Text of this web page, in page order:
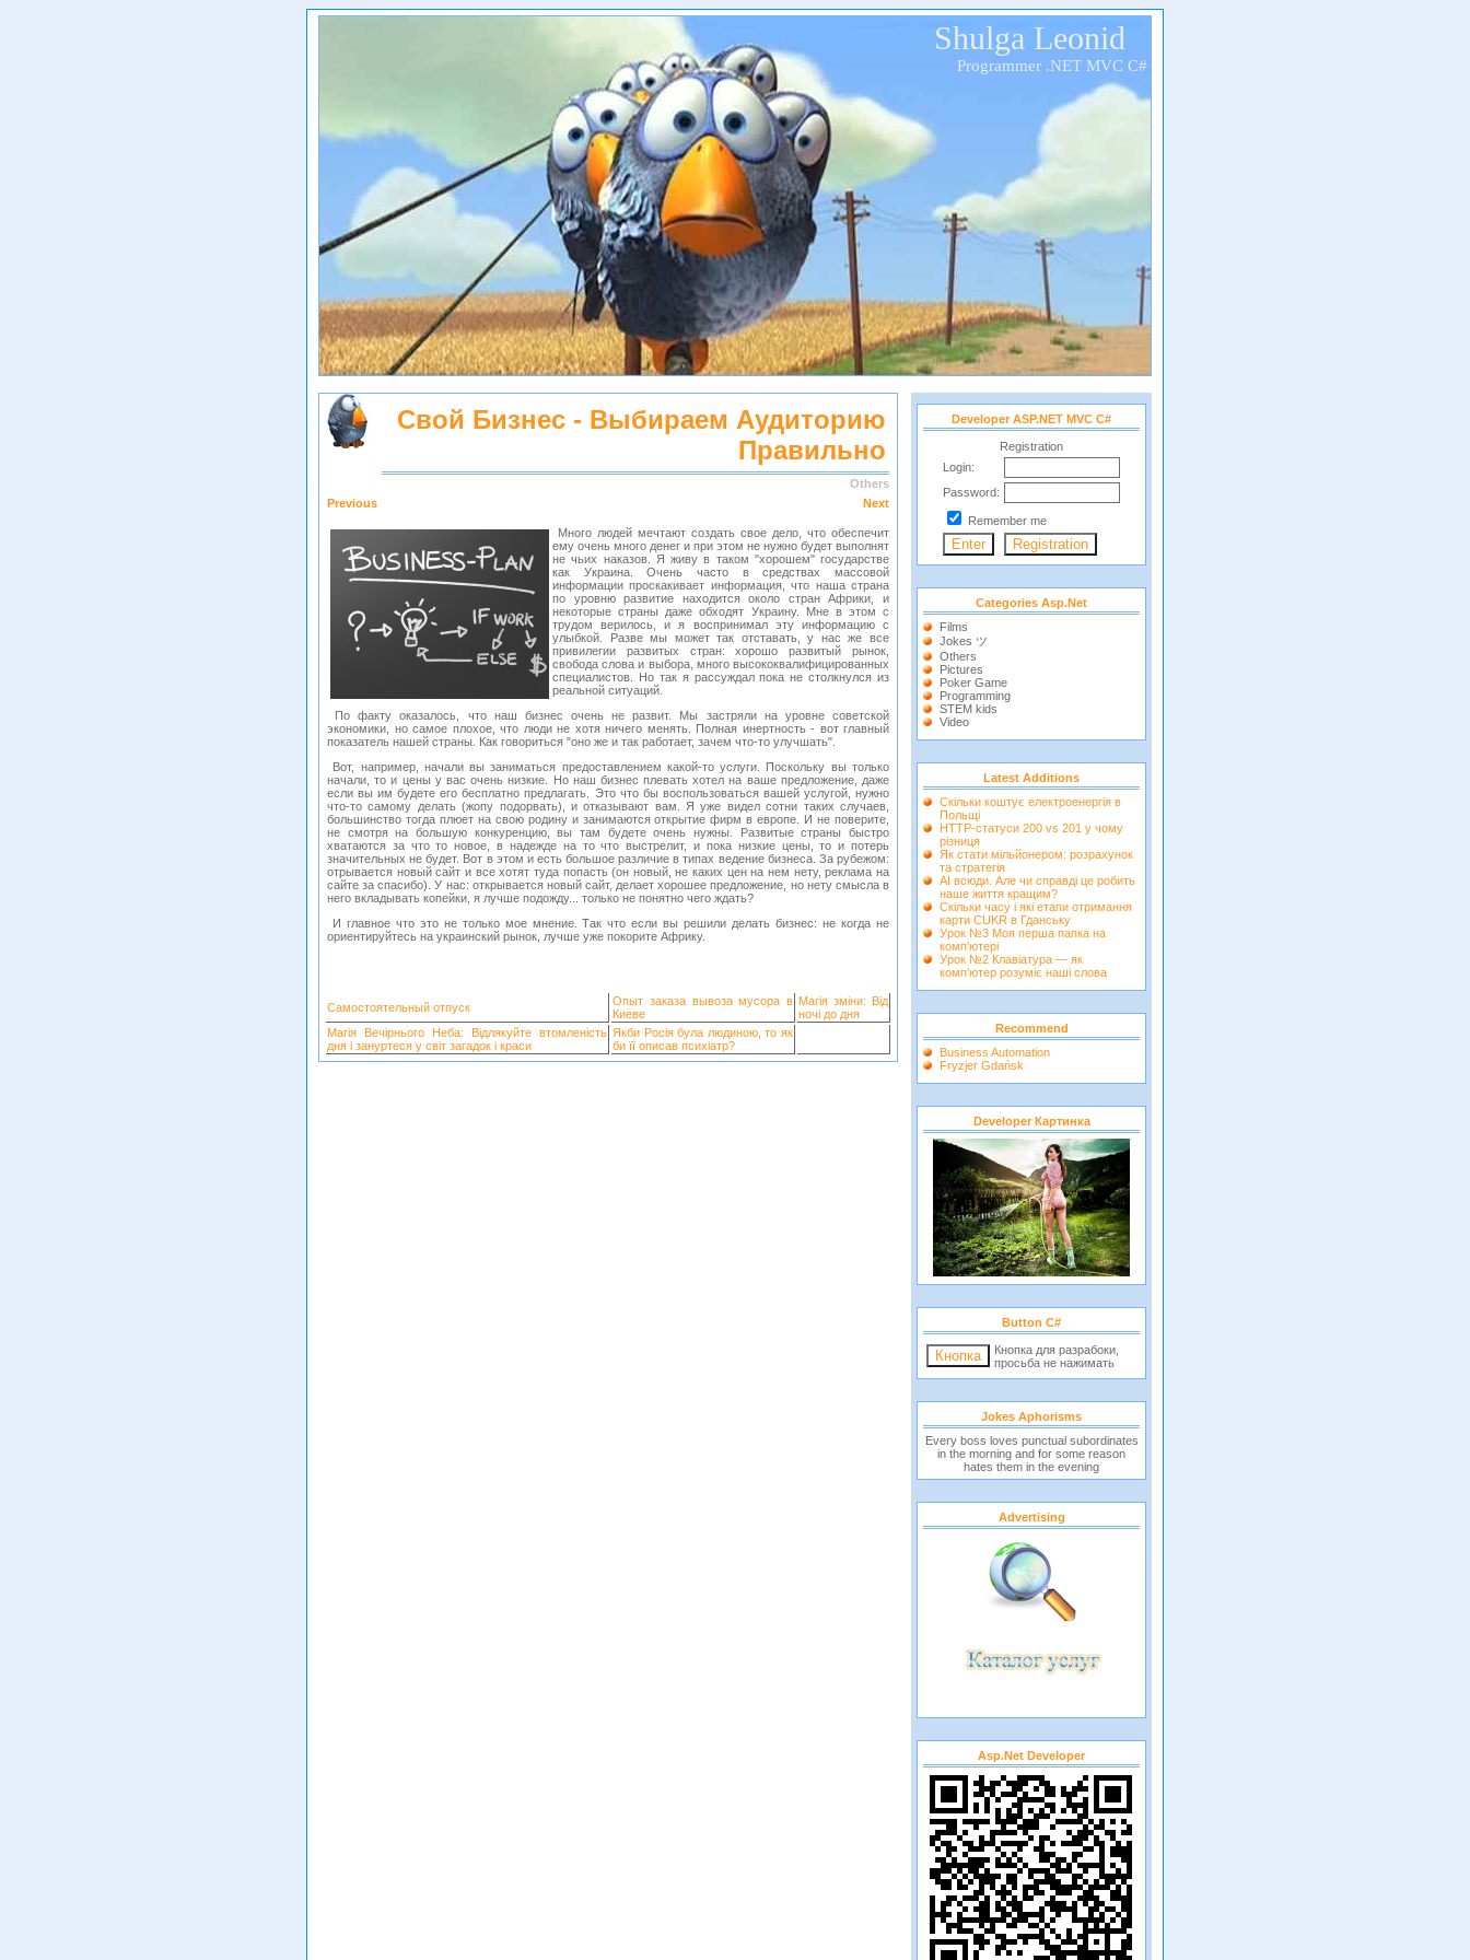
Shulga Leonid
Programmer .NET MVC C#
Developer ASP.NET MVC C#
Registration
Login:
Password:
Remember me
Categories Asp.net
Films
Jokes ツ
Others
Pictures
Poker Game
Programming
STEM kids
Video
Latest Additions
Скільки коштує електроенергія в
Польщі
HTTP-статуси 200 vs 201 у чому
різниця
Як стати мільйонером: розрахунок
та стратегія
AI всюди. Але чи справді це робить
наше життя кращим?
Скільки часу і які етапи отримання
карти CUKR в Гданську
Урок №3 Моя перша папка на
комп'ютері
Урок №2 Клавіатура — як
комп'ютер розуміє наші слова
Recommend
Business Automation
Fryzjer Gdańsk
Developer Картинка
Button C#
Кнопка для разрабоки,
просьба не нажимать
Jokes Aphorisms
Every boss loves punctual subordinates
in the morning and for some reason
hates them in the evening
Advertising
Asp.net Developer
Свой Бизнес - Выбираем Аудиторию
Правильно
Others
Previous
Next
Много людей мечтают создать свое дело, что обеспечит
ему очень много денег и при этом не нужно будет выполнят
не чьих наказов. Я живу в таком "хорошем" государстве
как Украина. Очень часто в средствах массовой
информации проскакивает информация, что наша страна
по уровню развитие находится около стран Африки, и
некоторые страны даже обходят Украину. Мне в этом с
трудом верилось, и я воспринимал эту информацию с
улыбкой. Разве мы может так отставать, у нас же все
привилегии развитых стран: хорошо развитый рынок,
свобода слова и выбора, много высококвалифицированных
специалистов. Но так я рассуждал пока не столкнулся из
реальной ситуаций.
По факту оказалось, что наш бизнес очень не развит. Мы застряли на уровне советской
экономики, но самое плохое, что люди не хотя ничего менять. Полная инертность - вот главный
показатель нашей страны. Как говориться "оно же и так работает, зачем что-то улучшать".
Вот, например, начали вы заниматься предоставлением какой-то услуги. Поскольку вы только
начали, то и цены у вас очень низкие. Но наш бизнес плевать хотел на ваше предложение, даже
если вы им будете его бесплатно предлагать. Это что бы воспользоваться вашей услугой, нужно
что-то самому делать (жопу подорвать), и отказывают вам. Я уже видел сотни таких случаев,
большинство тогда плюет на свою родину и занимаются открытие фирм в европе. И не поверите,
не смотря на большую конкуренцию, вы там будете очень нужны. Развитые страны быстро
хватаются за что то новое, в надежде на то что выстрелит, и пока низкие цены, то и потерь
значительных не будет. Вот в этом и есть большое различие в типах ведение бизнеса. За рубежом:
отрывается новый сайт и все хотят туда попасть (он новый, не каких цен на нем нету, реклама на
сайте за спасибо). У нас: открывается новый сайт, делает хорошее предложение, но нету смысла в
него вкладывать копейки, я лучше подожду... только не понятно чего ждать?
И главное что это не только мое мнение. Так что если вы решили делать бизнес: не когда не
ориентируйтесь на украинский рынок, лучше уже покорите Африку.
Самостоятельный отпуск
Опыт заказа вывоза мусора в
Киеве
Магія зміни: Від
ночі до дня
Магія Вечірнього Неба: Відлякуйте втомленість
дня і зануртеся у світ загадок і краси
Якби Росія була людиною, то як
би її описав психіатр?